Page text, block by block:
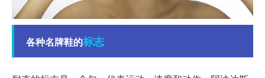
各种名牌鞋的标志